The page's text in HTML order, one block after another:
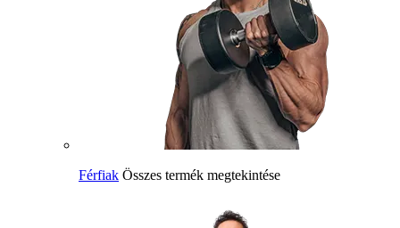
Férfiak Összes termék megtekintése